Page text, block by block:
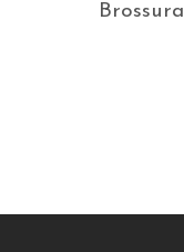
Brossura